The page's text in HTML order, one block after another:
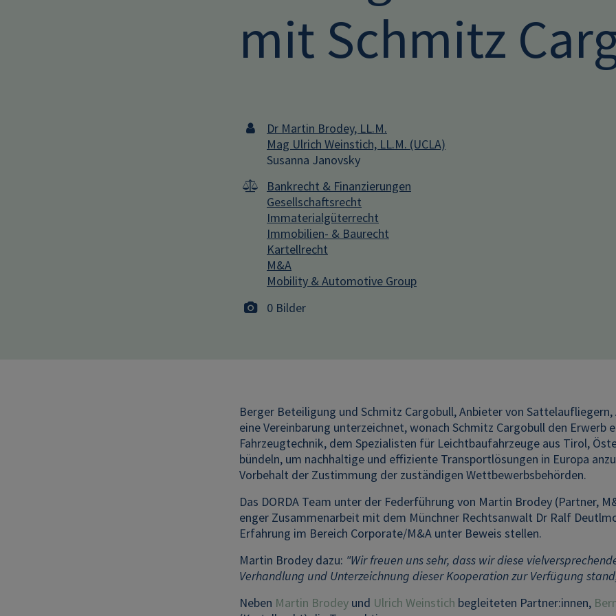
mit Schmitz
Dr Martin Brodey, LL.M.
Mag Ulrich Weinstich, LL.M. (UCLA)
Susanna Janovsky
Bankrecht & Finanzierungen
Gesellschaftsrecht
Immaterialgüterrecht
Immobilien- & Baurecht
Kartellrecht
M&A
Mobility & Automotive Group
0 Bilder
Berger Beteiligung und Schmitz Cargobull, Anbieter von
eine Vereinbarung unterzeichnet, wonach Schmitz Cargobull den Erwerb
Fahrzeugtechnik, dem Spezialisten für Leichtbaufahrzeuge aus Tirol,
bündeln, um nachhaltige und effiziente Transportlösungen in Europa
Vorbehalt der Zustimmung der zuständigen Wettbewerbsbehörden.
Das DORDA Team unter der Federführung von Martin Brodey (Partner,
enger Zusammenarbeit mit dem Münchner Rechtsanwalt Dr Ralf
Erfahrung im Bereich Corporate/M&A unter Beweis stellen.
Martin Brodey dazu: "Wir freuen uns sehr, dass wir diese
Verhandlung und Unterzeichnung dieser Kooperation zur Verfügung
Neben Martin Brodey und Ulrich Weinstich begleiteten Partner:innen,